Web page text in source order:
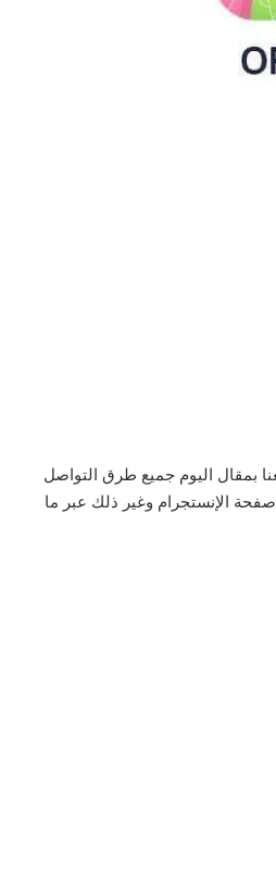
بمقال اليوم جميع طرق التواصل
الإنستجرام وغير ذلك عبر ما